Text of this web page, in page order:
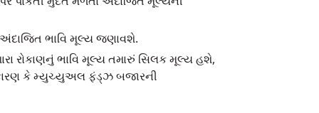
ભાવિ મૂલ્ય જણાવશે.
રોકાણનું ભાવિ મૂલ્ય તમારું સિલક મૂલ્ય હશે,
કે મ્યુચ્યુઅલ ફંડ્ઝ બજારની